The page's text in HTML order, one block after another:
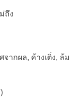
ถึง
จากผล, ค้างเติ่ง, ล้ม